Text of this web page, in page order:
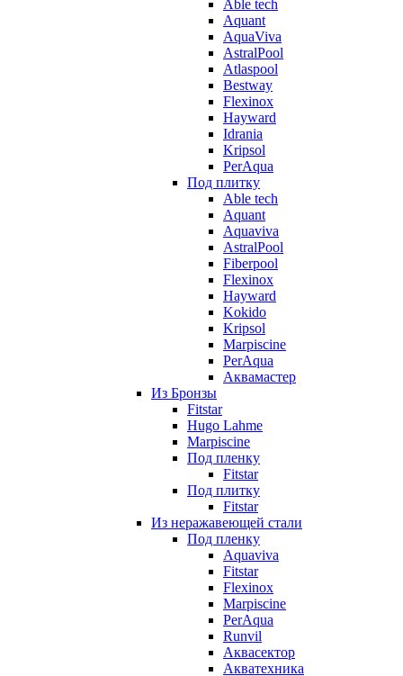
Able tech
Aquant
AquaViva
AstralPool
Atlaspool
Bestway
Flexinox
Hayward
Idrania
Kripsol
PerAqua
Под плитку
Able tech
Aquant
Aquaviva
AstralPool
Fiberpool
Flexinox
Hayward
Kokido
Kripsol
Marpiscine
PerAqua
Аквамастер
Из Бронзы
Fitstar
Hugo Lahme
Marpiscine
Под пленку
Fitstar
Под плитку
Fitstar
Из неражавеющей стали
Под пленку
Aquaviva
Fitstar
Flexinox
Marpiscine
PerAqua
Runvil
Аквасектор
Акватехника